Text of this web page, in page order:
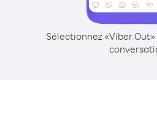
Sélectionnez «Viber